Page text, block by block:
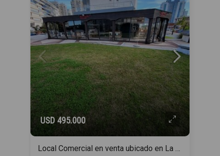
USD 495.000
Local Comercial en venta ubicado en La Pastora